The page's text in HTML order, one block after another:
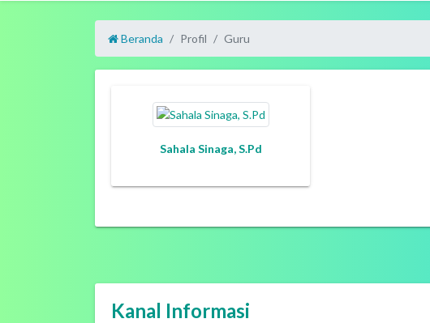
Beranda Profil Guru
Sahala Sinaga, S.Pd
Kanal Informasi